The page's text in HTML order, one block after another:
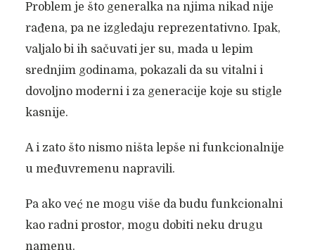
Problem je što generalka na njima nikad nije
rađena, pa ne izgledaju reprezentativno. Ipak,
valjalo bi ih sačuvati jer su, mada u lepim
srednjim godinama, pokazali da su vitalni i
dovoljno moderni i za generacije koje su stigle
kasnije.
A i zato što nismo ništa lepše ni funkcionalnije
u međuvremenu napravili.
Pa ako već ne mogu više da budu funkcionalni
kao radni prostor, mogu dobiti neku drugu
namenu.